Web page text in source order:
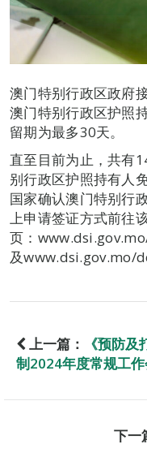
澳门特别行政区政府
澳门特别行政区护照
留期为最多30天。
直至目前为止，共有
别行政区护照持有人
国家确认澳门特别行
上申请签证方式前往
页：
及www.dsi.gov.mo/
上一篇：
《预防
制2024年度常规工
下一